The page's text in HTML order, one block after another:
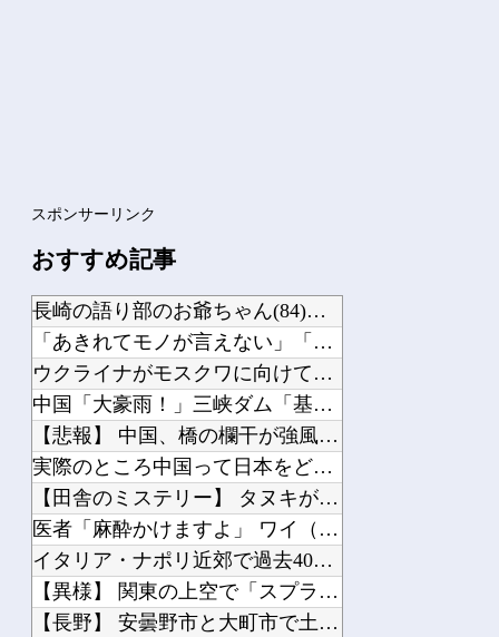
スポンサーリンク
おすすめ記事
長崎の語り部のお爺ちゃん(84)、学生に『日本も核武装が必要』と言われびっくり
「あきれてモノが言えない」「国を維持できるの？」外国人の永住許可要件の厳格化で在...
ウクライナがモスクワに向けて初の弾道ミサイルを発射か？！
中国「大豪雨！」三峡ダム「基礎部分破損」中国「全力放流！」台風13号「中国上陸予...
【悲報】 中国、橋の欄干が強風一発で粉々に 鉄筋ゼロ 当局「接着剤でくっつけただ...
実際のところ中国って日本をどうしたいんやろな？
【田舎のミステリー】 タヌキが人間に化ける説、これ多分マジ
医者「麻酔かけますよ」 ワイ（全身麻酔に耐えて見せる！うおおおおおお！！！！）→
イタリア・ナポリ近郊で過去40年で最大規模の地震「M4.7」の揺れを観測
【異様】 関東の上空で「スプライト」という発光現象が観測される！多くの人が地上か...
【長野】 安曇野市と大町市で土砂崩落 山中の道路が寸断 宿泊客や登山客など計40...